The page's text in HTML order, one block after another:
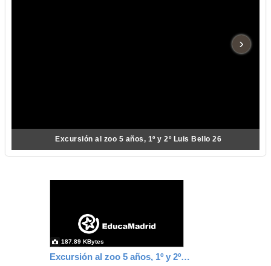
Excursión al zoo 5 años, 1º y 2º Luis Bello 26
›
Excursión al zoo 5 años, 1º y 2º Luis Bello 26
187.89 KBytes